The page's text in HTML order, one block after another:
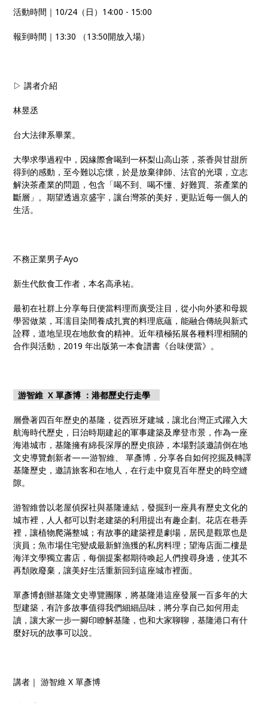
活動時間｜10/24（日）14:00 - 15:00
報到時間｜13:30 （13:50開放入場）
▷ 講者介紹
林昱丞
台大法律系畢業。
大學求學過程中，因緣際會喝到一杯梨山高山茶，茶香與甘甜所
得到的感動，至今難以忘懷，於是放棄律師、法官的光環，立志
解決茶產業的問題，包含「喝不到、喝不懂、好難買、茶產業的
斷層」。期望透過京盛宇，讓台灣茶的美好，更貼近每一個人的
生活。
不務正業男子Ayo
新生代飲食工作者，本名高承祐。
最初在社群上分享每日便當料理而廣受注目，從小向外婆和母親
學習做菜，耳濡目染間養成扎實的料理底蘊，能融合傳統與新式
詮釋，道地呈現在地飲食的精神。近年積極拓展各種料理相關的
合作與活動，2019 年出版第一本食譜書《台味便當》。
游智維 X 單彥博 ：港都歷史行走學
層疊著四百年歷史的基隆，從西班牙建城，讓北台灣正式躍入大
航海時代歷史，日治時期建起的軍事建築及摩登市景，作為一座
海港城市，基隆擁有綿長深厚的歷史痕跡，本場對談邀請倒在地
文史導覽創新者——游智維、 單彥博，分享各自如何挖掘及轉譯
基隆歷史，邀請旅客和在地人，在行走中窺見百年歷史的時空縫
隙。
游智維曾以老屋偵探社與基隆連結，發掘到一座具有歷史文化的
城市裡，人人都可以對老建築的利用提出有趣企劃。花店在巷弄
裡，讓植物爬滿整城；有故事的建築裡是劇場，居民是觀眾也是
演員；魚市場住宅變成最新鮮漁獲的私房料理；望海店面二樓是
海洋文學獨立書店，每個提案都期待喚起人們搜尋身邊，使其不
再頹敗廢棄，讓美好生活重新回到這座城市裡面。
單彥博創辦基隆文史導覽團隊，將基隆港這座發展一百多年的大
型建築，有許多故事值得我們細細品味，將分享自己如何用走
讀，讓大家一步一腳印瞭解基隆，也和大家聊聊，基隆港口有什
麼好玩的故事可以說。
講者｜ 游智維 X 單彥博